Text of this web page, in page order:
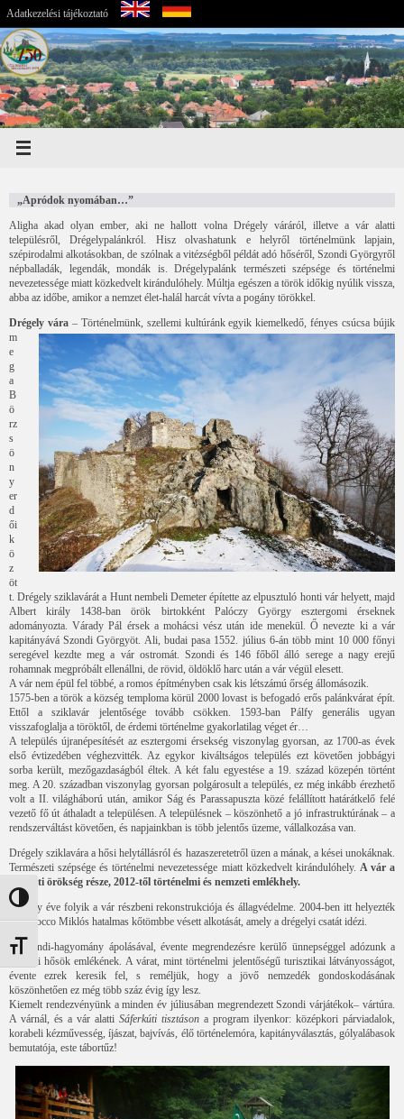
Nagy kontraszt váltása
Betűméret váltása
Adatkezelési tájékoztató
„Apródok nyomában…”
Aligha akad olyan ember, aki ne hallott volna Drégely váráról, illetve a vár alatti
településről, Drégelypalánkról. Hisz olvashatunk e helyről történelmünk lapjain,
szépirodalmi alkotásokban, de szólnak a vitézségből példát adó hőséről, Szondi Györgyről
népballadák, legendák, mondák is. Drégelypalánk természeti szépsége és történelmi
nevezetessége miatt közkedvelt kirándulóhely. Múltja egészen a török időkig nyúlik vissza,
abba az időbe, amikor a nemzet élet-halál harcát vívta a pogány törökkel.
Drégely vára– Történelmünk, szellemi kultúránk egyik kiemelkedő, fényes csúcsa bújik
m
e
g
a
B
ö
rz
s
ö
n
y
er
d
ői
k
ö
z
öt
t. Drégely sziklavárát a Hunt nembeli Demeter építette az elpusztuló honti vár helyett, majd
Albert király 1438-ban örök birtokként Palóczy György esztergomi érseknek
adományozta. Várady Pál érsek a mohácsi vész után ide menekül. Ő nevezte ki a vár
kapitányává Szondi Györgyöt. Ali, budai pasa 1552. július 6-án több mint 10 000 főnyi
seregével kezdte meg a vár ostromát. Szondi és 146 főből álló serege a nagy erejű
rohamnak megpróbált ellenállni, de rövid, öldöklő harc után a vár végül elesett.
A vár nem épül fel többé, a romos építményben csak kis létszámú őrség állomásozik.
1575-ben a török a község temploma körül 2000 lovast is befogadó erős palánkvárat épít.
Ettől a sziklavár jelentősége tovább csökken. 1593-ban Pálfy generális ugyan
visszafoglalja a töröktől, de érdemi történelme gyakorlatilag véget ér…
A település újranépesítését az esztergomi érsekség viszonylag gyorsan, az 1700-as évek
első évtizedében véghezvitték. Az egykor kiváltságos település ezt követően jobbágyi
sorba került, mezőgazdaságból éltek. A két falu egyestése a 19. század közepén történt
meg. A 20. században viszonylag gyorsan polgárosult a település, ez még inkább érezhető
volt a II. világháború után, amikor Ság és Parassapuszta közé felállított határátkelő felé
vezető fő út áthaladt a településen. A településnek – köszönhető a jó infrastruktúrának – a
rendszerváltást követően, és napjainkban is több jelentős üzeme, vállalkozása van.
Drégely sziklavára a hősi helytállásról és hazaszeretetről üzen a mának, a kései unokáknak.
Természeti szépsége és történelmi nevezetessége miatt közkedvelt kirándulóhely. A vár a
nemzeti örökség része, 2012-től történelmi és nemzeti emlékhely.
Néhány éve folyik a vár részbeni rekonstrukciója és állagvédelme. 2004-ben itt helyezték
el Melocco Miklós hatalmas kőtömbbe vésett alkotását, amely a drégelyi csatát idézi.
A Szondi-hagyomány ápolásával, évente megrendezésre kerülő ünnepséggel adózunk a
végvári hősök emlékének. A várat, mint történelmi jelentőségű turisztikai látványosságot,
évente ezrek keresik fel, s reméljük, hogy a jövő nemzedék gondoskodásának
köszönhetően ez még több száz évig így lesz.
Kiemelt rendezvényünk a minden év júliusában megrendezett Szondi várjátékok– vártúra.
A várnál, és a vár alatti Sáferkúti tisztáson a program ilyenkor: középkori párviadalok,
korabeli kézművesség, íjászat, bajvívás, élő történelemóra, kapitányválasztás, gólyalábasok
bemutatója, este tábortűz!